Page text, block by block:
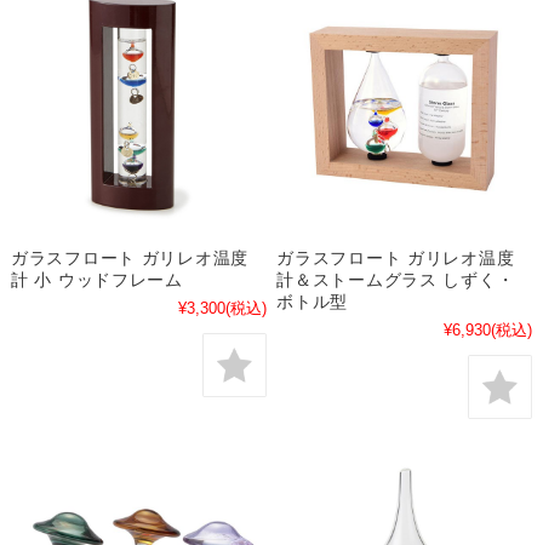
ガラスフロート ガリレオ温度
計 小 ウッドフレーム
¥3,300(税込)
ガラスフロート ガリレオ温度
計＆ストームグラス しずく・
ボトル型
¥6,930(税込)